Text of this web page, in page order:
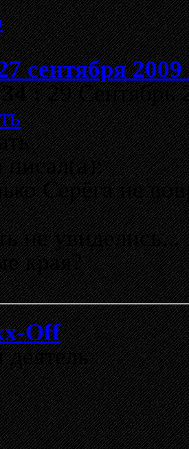
сентября 2009
:29 Сентябрь
писал(а):
Серёга не
не
края?
Off